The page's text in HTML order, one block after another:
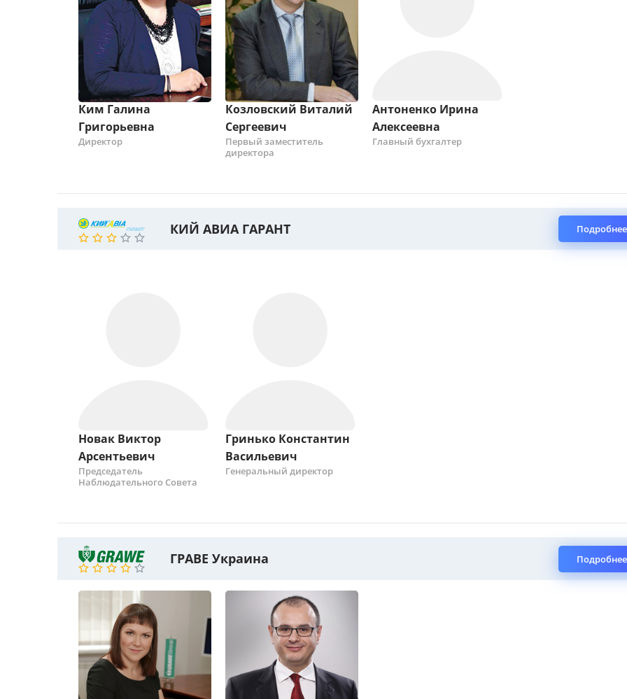
Ким Галина
Григорьевна
Директор
Козловский Виталий
Сергеевич
Первый заместитель
директора
Антоненко Ирина
Алексеевна
Главный бухгалтер
КИЙ АВИА ГАРАНТ
Новак Виктор
Арсентьевич
Председатель
Наблюдательного Совета
Гринько Константин
Васильевич
Генеральный директор
ГРАВЕ Украина